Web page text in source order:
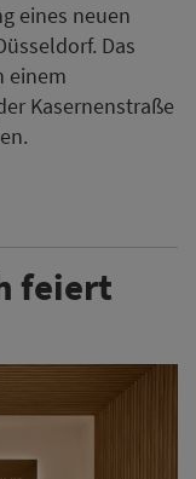
eines neuen
Das
einem
Kasernenstraße
feiert